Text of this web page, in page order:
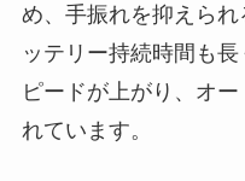
め、手振れを抑えら
ッテリー持続時間も
ピードが上がり、オ
れています。